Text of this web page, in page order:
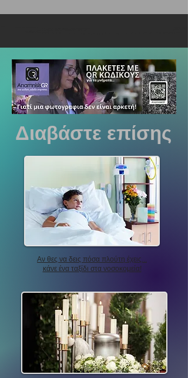
Διαβάστε επίσης
Αν θες να δεις πόσα πλούτη έχεις...
κάνε ένα ταξίδι στα νοσοκομεία!